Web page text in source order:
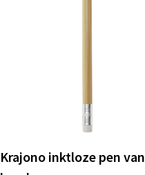
Krajono inktloze pen van